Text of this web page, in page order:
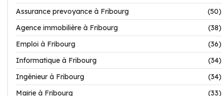
Assurance prevoyance à Fribourg
(50)
Agence immobilière à Fribourg
(38)
Emploi à Fribourg
(36)
Informatique à Fribourg
(34)
Ingénieur à Fribourg
(34)
Mairie à Fribourg
(33)